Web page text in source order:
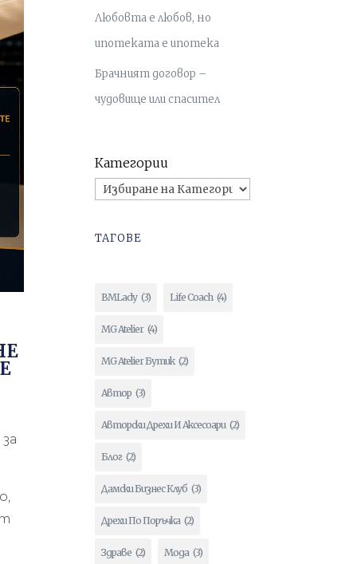
Любовта е любов, но
ипотеката е ипотека
Брачният договор –
чудовище или спасител
Категории
ТАГОВЕ
BMLady (3) Life Coach (4)
MG Atelier (4)
MG Atelier Бутик (2)
Автор (3)
Авторски Дрехи И Аксесоари (2)
Блог (2)
Дамски Бизнес Клуб (3)
Дрехи По Поръчка (2)
Здраве (2) Мода (3)